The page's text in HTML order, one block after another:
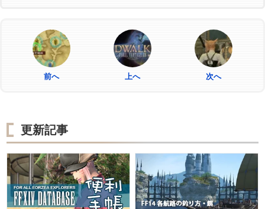
前へ 上へ 次へ
更新記事